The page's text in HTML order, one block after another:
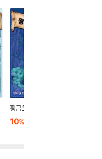
황금도시를 찾아라!
10%